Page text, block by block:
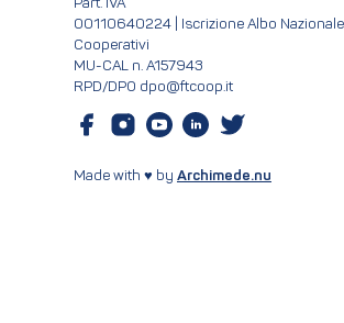
Part. IVA
00110640224 | Iscrizione Albo
Cooperativi
MU-CAL n. A157943
RPD/DPO dpo@ftcoop.it
Made with ♥ by Archimede.nu